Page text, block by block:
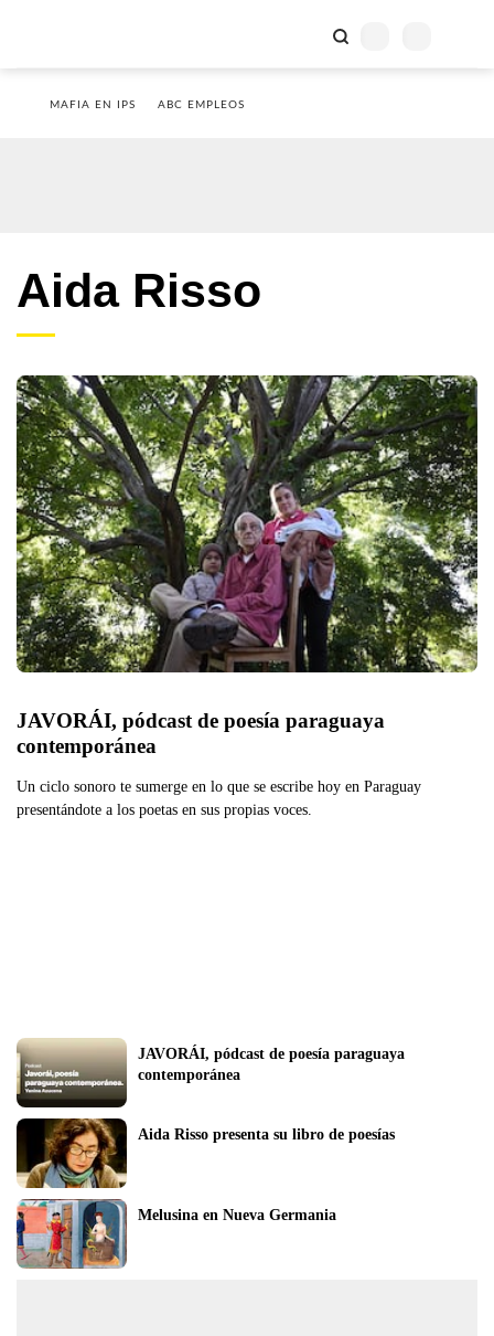
MAFIA EN IPS ABC EMPLEOS
Aida Risso
JAVORÁI, pódcast de poesía paraguaya
contemporánea
Un ciclo sonoro te sumerge en lo que se escribe hoy en Paraguay
presentándote a los poetas en sus propias voces.
JAVORÁI, pódcast de poesía paraguaya
contemporánea
Aida Risso presenta su libro de poesías
Melusina en Nueva Germania